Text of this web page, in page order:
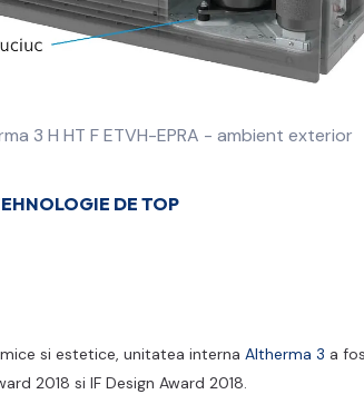
DE TOP
si estetice, unitatea interna Altherma 3 a
2018 si IF Design Award 2018.